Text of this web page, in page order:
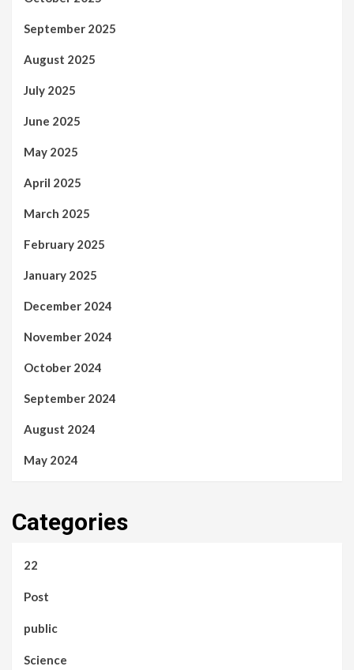
September 2025
August 2025
July 2025
June 2025
May 2025
April 2025
March 2025
February 2025
January 2025
December 2024
November 2024
October 2024
September 2024
August 2024
May 2024
Categories
22
Post
public
Science